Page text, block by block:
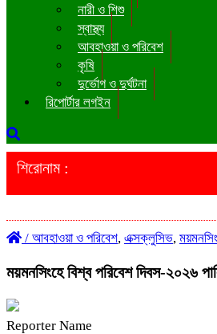
নারী ও শিশু
স্বাস্থ্য
আবহাওয়া ও পরিবেশ
কৃষি
দুর্ভোগ ও দুর্ঘটনা
রিপোর্টার লগইন
শিরোনাম :
/ আবহাওয়া ও পরিবেশ, এক্সক্লুসিভ,
ময়মনসিংহে বিশ্ব পরিবেশ দিবস-২০২৬
Reporter Name